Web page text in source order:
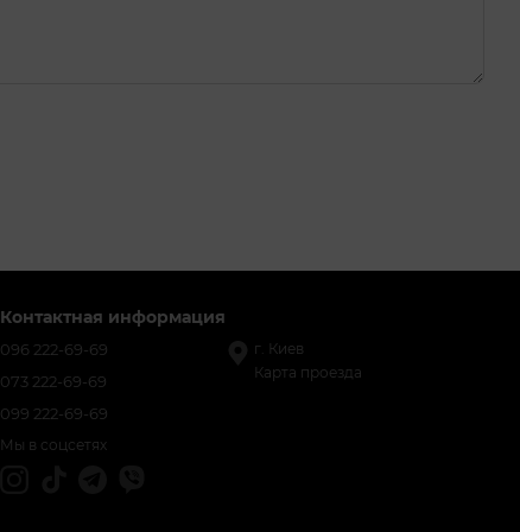
Контактная информация
096 222-69-69
073 222-69-69
099 222-69-69
г. Киев
Карта проезда
Мы в соцсетях